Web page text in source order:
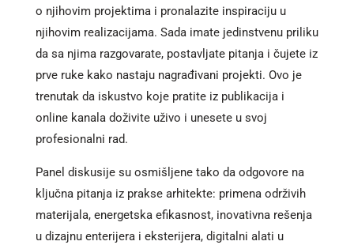
o njihovim projektima i pronalazite inspiraciju u
njihovim realizacijama. Sada imate jedinstvenu priliku
da sa njima razgovarate, postavljate pitanja i čujete iz
prve ruke kako nastaju nagrađivani projekti. Ovo je
trenutak da iskustvo koje pratite iz publikacija i
online kanala doživite uživo i unesete u svoj
profesionalni rad.
Panel diskusije su osmišljene tako da odgovore na
ključna pitanja iz prakse arhitekte: primena održivih
materijala, energetska efikasnost, inovativna rešenja
u dizajnu enterijera i eksterijera, digitalni alati u